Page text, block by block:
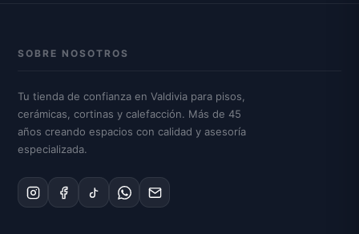
SOBRE NOSOTROS
Tu tienda de confianza en Valdivia para pisos,
cerámicas, cortinas y calefacción. Más de 45
años creando espacios con calidad y asesoría
especializada.